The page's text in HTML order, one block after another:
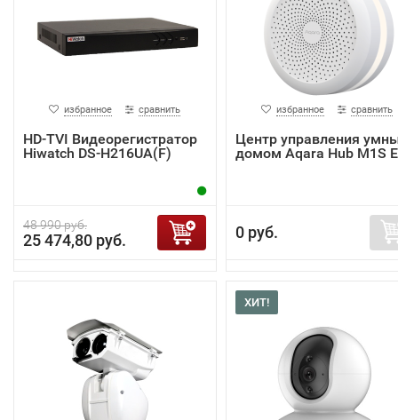
избранное сравнить
HD-TVI Видеорегистратор
Hiwatch DS-H216UA(F)
48 990 руб.
25 474,80 руб.
избранное сравнить
Центр управления
домом Aqara Hub M1S
0 руб.
ХИТ!